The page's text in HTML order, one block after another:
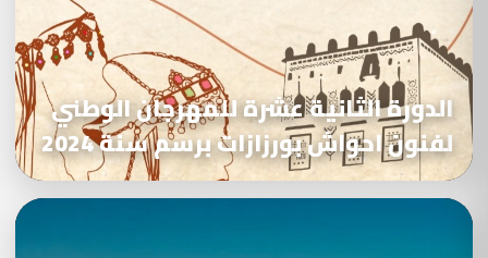
الدورة الثانية عشرة للمهرجان الوطني
لفنون احواش بورزازات برسم سنة 2024